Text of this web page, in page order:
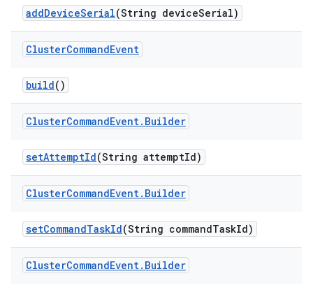
addDeviceSerial(String deviceSerial)
ClusterCommandEvent
build()
ClusterCommandEvent. Builder
setAttemptId(String attemptId)
ClusterCommandEvent. Builder
setCommandTaskId(String commandTaskId)
ClusterCommandEvent. Builder